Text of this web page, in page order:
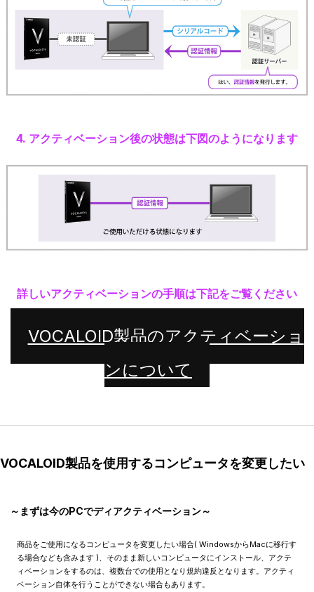
4. アクティベーション後の状態は下図のようになります
詳しいアクティベーションの手順は下記をご覧ください
VOCALOID製品のアクティベーショ
ンについて
VOCALOID製品を使用するコンピュータを変更したい
～まずは今のPCでディアクティベーション～
商品をご使用になるコンピュータを変更したい場合( WindowsからMacに移行す
る場合なども含みます )、そのまま新しいコンピュータにインストール、アクテ
ィベーションをするのは、複数台での使用となり規約違反となります。アクティ
ベーション自体を行うことができない場合もあります。